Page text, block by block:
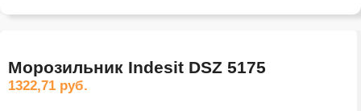
Морозильник Indesit DSZ 5175
1322,71 руб.